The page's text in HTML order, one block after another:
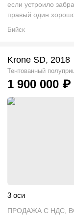
если устроило
правый один
Бийск
Krone SD, 2018
Тентованный
1 900 000 ₽
3 оси
ПРОДАЖА С НДС,